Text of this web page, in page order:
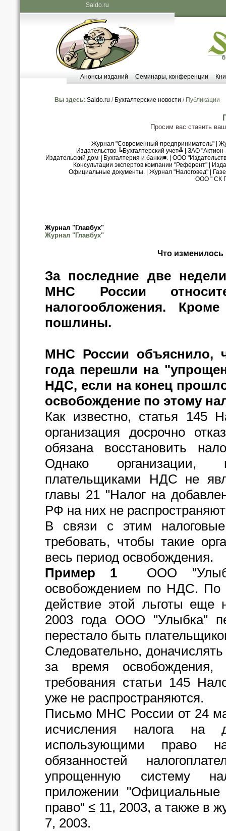
Saldo.ru
Анонсы изданий Семинары, конференции
Вы здесь: Saldo.ru / Бухгалтерские новости / Публикации
Просим вас ставить
Журнал "Современный предприниматель"|
Издательство ╚Бухгалтерский учет╩| ЗАО
Издательский дом ⌠Бухгалтерия и банки■.| ООО
Консультации экспертов компании "Референт"
Официальные документы.
Журнал "Налоговед"
ООО " СК
Журнал "Главбух"
Журнал "Главбух"
Что изменилось
За последние две
МНС России
налогообложения.
пошлины.
МНС России объяснило,
года перешли на
НДС, если на конец
освобождение по этому
Как известно, статья 145
организация досрочно
обязана восстановить
Однако организации,
плательщиками НДС не
главы 21 "Налог на
РФ на них не
В связи с этим
требовать, чтобы такие
весь период освобождения.
Пример 1 ООО
освобождением по НДС. По
действие этой льготы еще
2003 года ООО "Улыбка"
перестало быть
Следовательно,
за время
требования статьи 145
уже не распространяются.
Письмо МНС России от 24
исчисления налога на
использующими право
обязанностей
упрощенную систему
приложении "Официальные
право" ≤ 11, 2003, а также в
7, 2003.